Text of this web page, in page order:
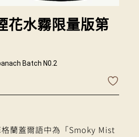
花水霧限量版第
Batch N0.2
蘭蓋爾語中為「Smoky Mist